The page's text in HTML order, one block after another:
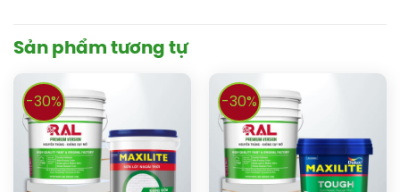
Sản phẩm tương tự
-30% -30%